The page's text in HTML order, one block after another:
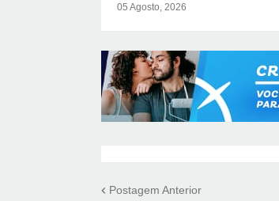
05 Agosto, 2026
Postagem Anterior